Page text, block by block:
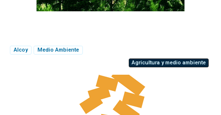
Alcoy
Medio Ambiente
Agricultura y medio ambiente